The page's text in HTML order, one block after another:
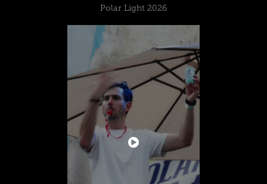
Polar Light 2026